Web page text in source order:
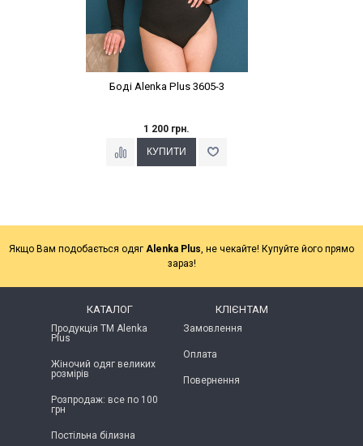
Боді Alenka Plus 3605-3
1 200 грн.
Якщо Вам подобається одяг Alenka Plus, не чекайте! Купуйте його прямо
зараз!
КАТАЛОГ
Продукція ТМ Alenka
Plus
Жіночий одяг великих
розмірів
Розпродаж: все по 100
грн
Постільна білизна
КЛІЄНТАМ
Замовлення
Оплата
Повернення